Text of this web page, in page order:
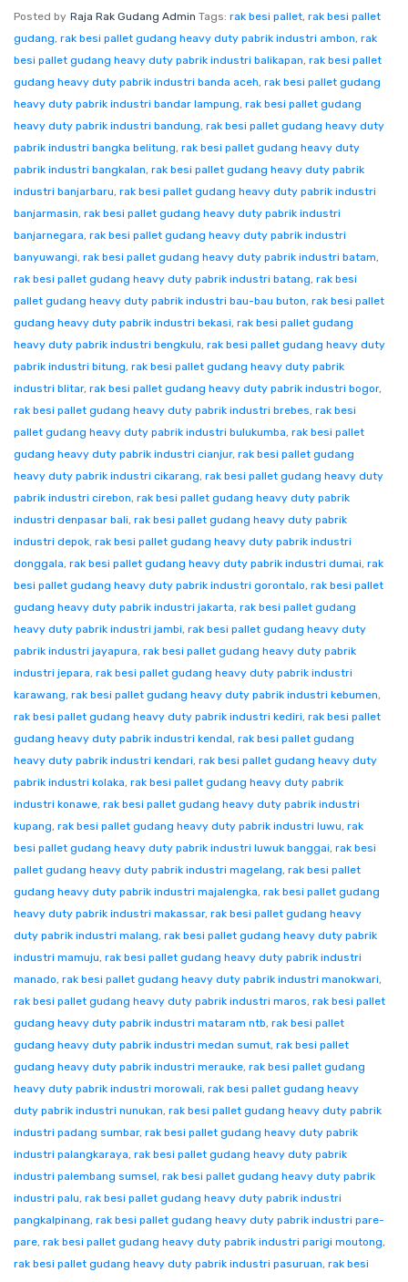
Posted by Raja Rak Gudang Admin Tags: rak besi pallet, rak besi pallet
gudang, rak besi pallet gudang heavy duty pabrik industri ambon, rak
besi pallet gudang heavy duty pabrik industri balikapan, rak besi pallet
gudang heavy duty pabrik industri banda aceh, rak besi pallet gudang
heavy duty pabrik industri bandar lampung, rak besi pallet gudang
heavy duty pabrik industri bandung, rak besi pallet gudang heavy duty
pabrik industri bangka belitung, rak besi pallet gudang heavy duty
pabrik industri bangkalan, rak besi pallet gudang heavy duty pabrik
industri banjarbaru, rak besi pallet gudang heavy duty pabrik industri
banjarmasin, rak besi pallet gudang heavy duty pabrik industri
banjarnegara, rak besi pallet gudang heavy duty pabrik industri
banyuwangi, rak besi pallet gudang heavy duty pabrik industri batam,
rak besi pallet gudang heavy duty pabrik industri batang, rak besi
pallet gudang heavy duty pabrik industri bau-bau buton, rak besi pallet
gudang heavy duty pabrik industri bekasi, rak besi pallet gudang
heavy duty pabrik industri bengkulu, rak besi pallet gudang heavy duty
pabrik industri bitung, rak besi pallet gudang heavy duty pabrik
industri blitar, rak besi pallet gudang heavy duty pabrik industri bogor,
rak besi pallet gudang heavy duty pabrik industri brebes, rak besi
pallet gudang heavy duty pabrik industri bulukumba, rak besi pallet
gudang heavy duty pabrik industri cianjur, rak besi pallet gudang
heavy duty pabrik industri cikarang, rak besi pallet gudang heavy duty
pabrik industri cirebon, rak besi pallet gudang heavy duty pabrik
industri denpasar bali, rak besi pallet gudang heavy duty pabrik
industri depok, rak besi pallet gudang heavy duty pabrik industri
donggala, rak besi pallet gudang heavy duty pabrik industri dumai, rak
besi pallet gudang heavy duty pabrik industri gorontalo, rak besi pallet
gudang heavy duty pabrik industri jakarta, rak besi pallet gudang
heavy duty pabrik industri jambi, rak besi pallet gudang heavy duty
pabrik industri jayapura, rak besi pallet gudang heavy duty pabrik
industri jepara, rak besi pallet gudang heavy duty pabrik industri
karawang, rak besi pallet gudang heavy duty pabrik industri kebumen,
rak besi pallet gudang heavy duty pabrik industri kediri, rak besi pallet
gudang heavy duty pabrik industri kendal, rak besi pallet gudang
heavy duty pabrik industri kendari, rak besi pallet gudang heavy duty
pabrik industri kolaka, rak besi pallet gudang heavy duty pabrik
industri konawe, rak besi pallet gudang heavy duty pabrik industri
kupang, rak besi pallet gudang heavy duty pabrik industri luwu, rak
besi pallet gudang heavy duty pabrik industri luwuk banggai, rak besi
pallet gudang heavy duty pabrik industri magelang, rak besi pallet
gudang heavy duty pabrik industri majalengka, rak besi pallet gudang
heavy duty pabrik industri makassar, rak besi pallet gudang heavy
duty pabrik industri malang, rak besi pallet gudang heavy duty pabrik
industri mamuju, rak besi pallet gudang heavy duty pabrik industri
manado, rak besi pallet gudang heavy duty pabrik industri manokwari,
rak besi pallet gudang heavy duty pabrik industri maros, rak besi pallet
gudang heavy duty pabrik industri mataram ntb, rak besi pallet
gudang heavy duty pabrik industri medan sumut, rak besi pallet
gudang heavy duty pabrik industri merauke, rak besi pallet gudang
heavy duty pabrik industri morowali, rak besi pallet gudang heavy
duty pabrik industri nunukan, rak besi pallet gudang heavy duty pabrik
industri padang sumbar, rak besi pallet gudang heavy duty pabrik
industri palangkaraya, rak besi pallet gudang heavy duty pabrik
industri palembang sumsel, rak besi pallet gudang heavy duty pabrik
industri palu, rak besi pallet gudang heavy duty pabrik industri
pangkalpinang, rak besi pallet gudang heavy duty pabrik industri pare-
pare, rak besi pallet gudang heavy duty pabrik industri parigi moutong,
rak besi pallet gudang heavy duty pabrik industri pasuruan, rak besi